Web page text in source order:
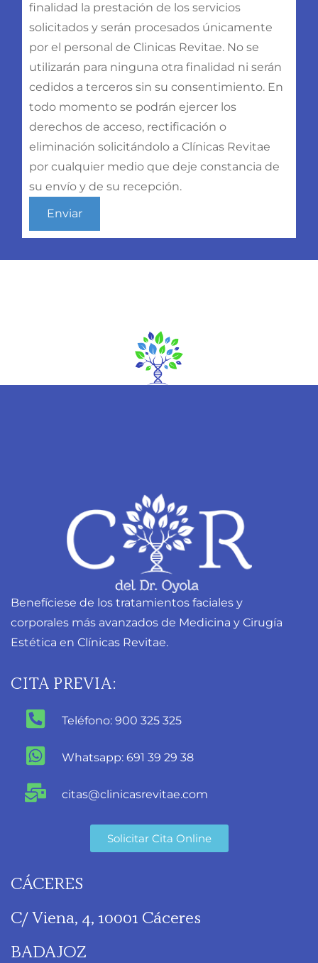
finalidad la prestación de los servicios
solicitados y serán procesados únicamente
por el personal de Clinicas Revitae. No se
utilizarán para ninguna otra finalidad ni serán
cedidos a terceros sin su consentimiento. En
todo momento se podrán ejercer los
derechos de acceso, rectificación o
eliminación solicitándolo a Clínicas Revitae
por cualquier medio que deje constancia de
su envío y de su recepción.
Benefíciese de los tratamientos faciales y
corporales más avanzados de Medicina y Cirugía
Estética en Clínicas Revitae.
CITA PREVIA:
Teléfono: 900 325 325
Whatsapp: 691 39 29 38
citas@clinicasrevitae.com
Solicitar Cita Online
CÁCERES
C/ Viena, 4, 10001 Cáceres
BADAJOZ